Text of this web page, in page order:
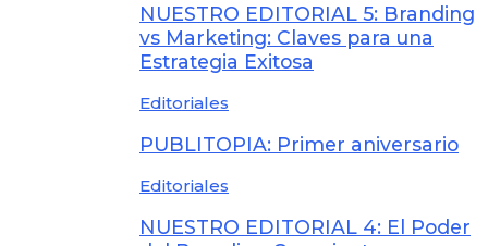
NUESTRO EDITORIAL 5: Branding
vs Marketing: Claves para una
Estrategia Exitosa
Editoriales
PUBLITOPIA: Primer aniversario
Editoriales
NUESTRO EDITORIAL 4: El Poder